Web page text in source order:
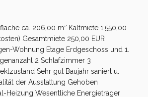
ca. 206,00 m² Kaltmiete 1.550,00
Gesamtmiete 250,00 EUR
Wohnung Etage Erdgeschoss und 1.
2 Schlafzimmer 3
Sehr gut Baujahr saniert u.
der Ausstattung Gehoben
Heizung Wesentliche Energieträger